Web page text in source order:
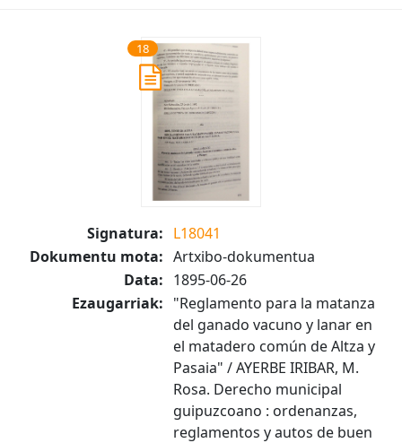
18
Signatura: L18041
Dokumentu mota: Artxibo-dokumentua
Data: 1895-06-26
Ezaugarriak: "Reglamento para la matanza
del ganado vacuno y lanar en
el matadero común de Altza y
Pasaia" / AYERBE IRIBAR, M.
Rosa. Derecho municipal
guipuzcoano : ordenanzas,
reglamentos y autos de buen